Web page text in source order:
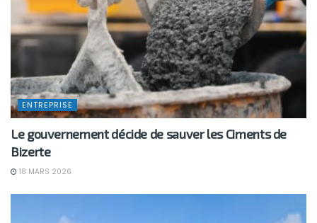
ENTREPRISE
Le gouvernement décide de sauver les Ciments de
Bizerte
18 MARS 2026